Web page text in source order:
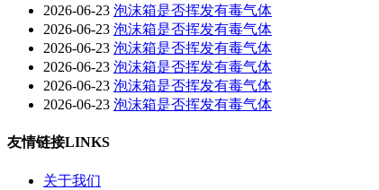
2026-06-23 泡沫箱是否挥发有毒气体
2026-06-23 泡沫箱是否挥发有毒气体
2026-06-23 泡沫箱是否挥发有毒气体
2026-06-23 泡沫箱是否挥发有毒气体
2026-06-23 泡沫箱是否挥发有毒气体
2026-06-23 泡沫箱是否挥发有毒气体
友情链接LINKS
关于我们